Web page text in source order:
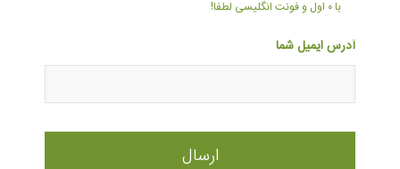
با ۰ اول و فونت انگلیسی لطفا!
آدرس ایمیل شما